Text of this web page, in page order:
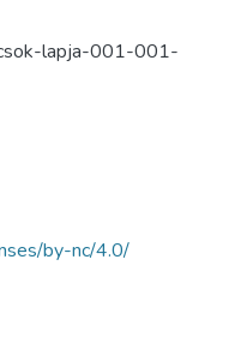
lapja-001-001-
by-nc/4.0/